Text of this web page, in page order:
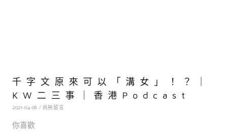
千字文原來可以「溝女」！？｜
KW二三事｜香港Podcast
2021-04-08 尚無留言
你喜歡